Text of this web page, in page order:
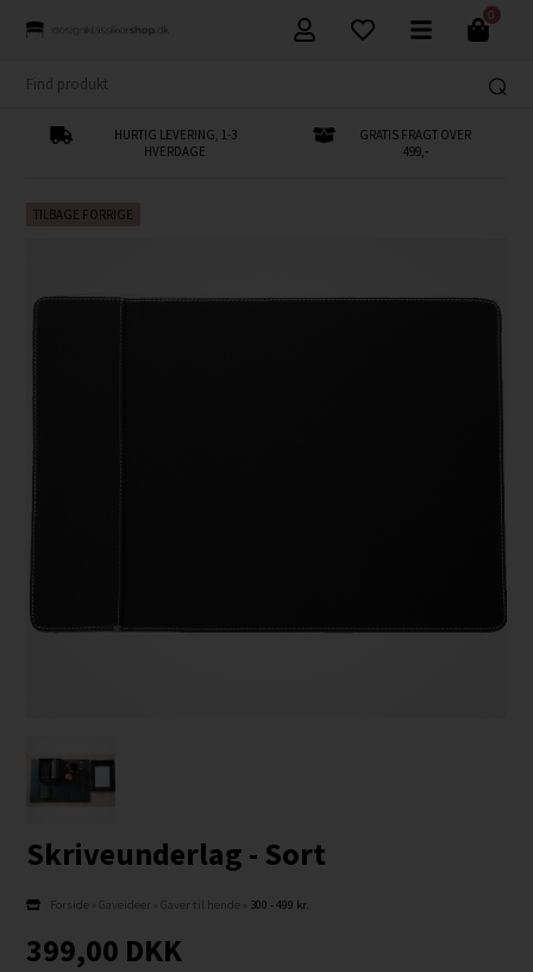
0
HURTIG LEVERING, 1-3
HVERDAGE
GRATIS FRAGT OVER
499,-
TILBAGE FORRIGE
Skriveunderlag - Sort
Forside »Gaveideer »Gaver til hende 300 - 499 kr.
399,00 DKK